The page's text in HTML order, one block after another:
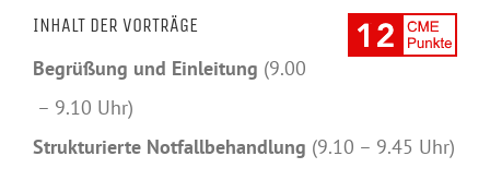
INHALT DER VORTRÄGE
Begrüßung und Einleitung (9.00
– 9.10 Uhr)
Strukturierte Notfallbehandlung (9.10 – 9.45 Uhr)